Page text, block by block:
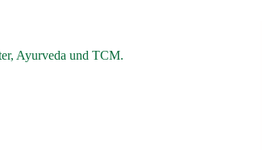
Ayurveda und TCM.